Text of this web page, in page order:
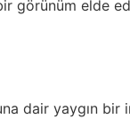
görünüm elde
dair yaygın bir